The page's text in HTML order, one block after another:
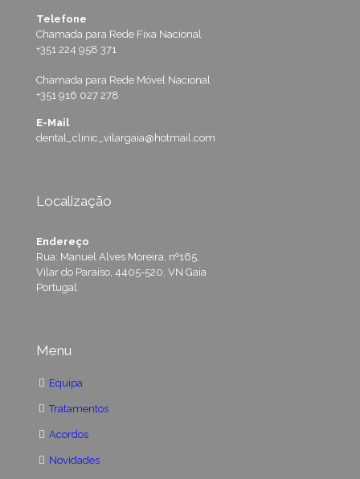
Telefone
Chamada para Rede Fixa Nacional
+351 224 958 371
Chamada para Rede Móvel Nacional
+351 916 027 278
E-Mail
dental_clinic_vilargaia@hotmail.com
Localização
Endereço
Rua: Manuel Alves Moreira, nº165,
Vilar do Paraíso, 4405-520, VN Gaia
Portugal
Menu
Equipa
Tratamentos
Acordos
Novidades